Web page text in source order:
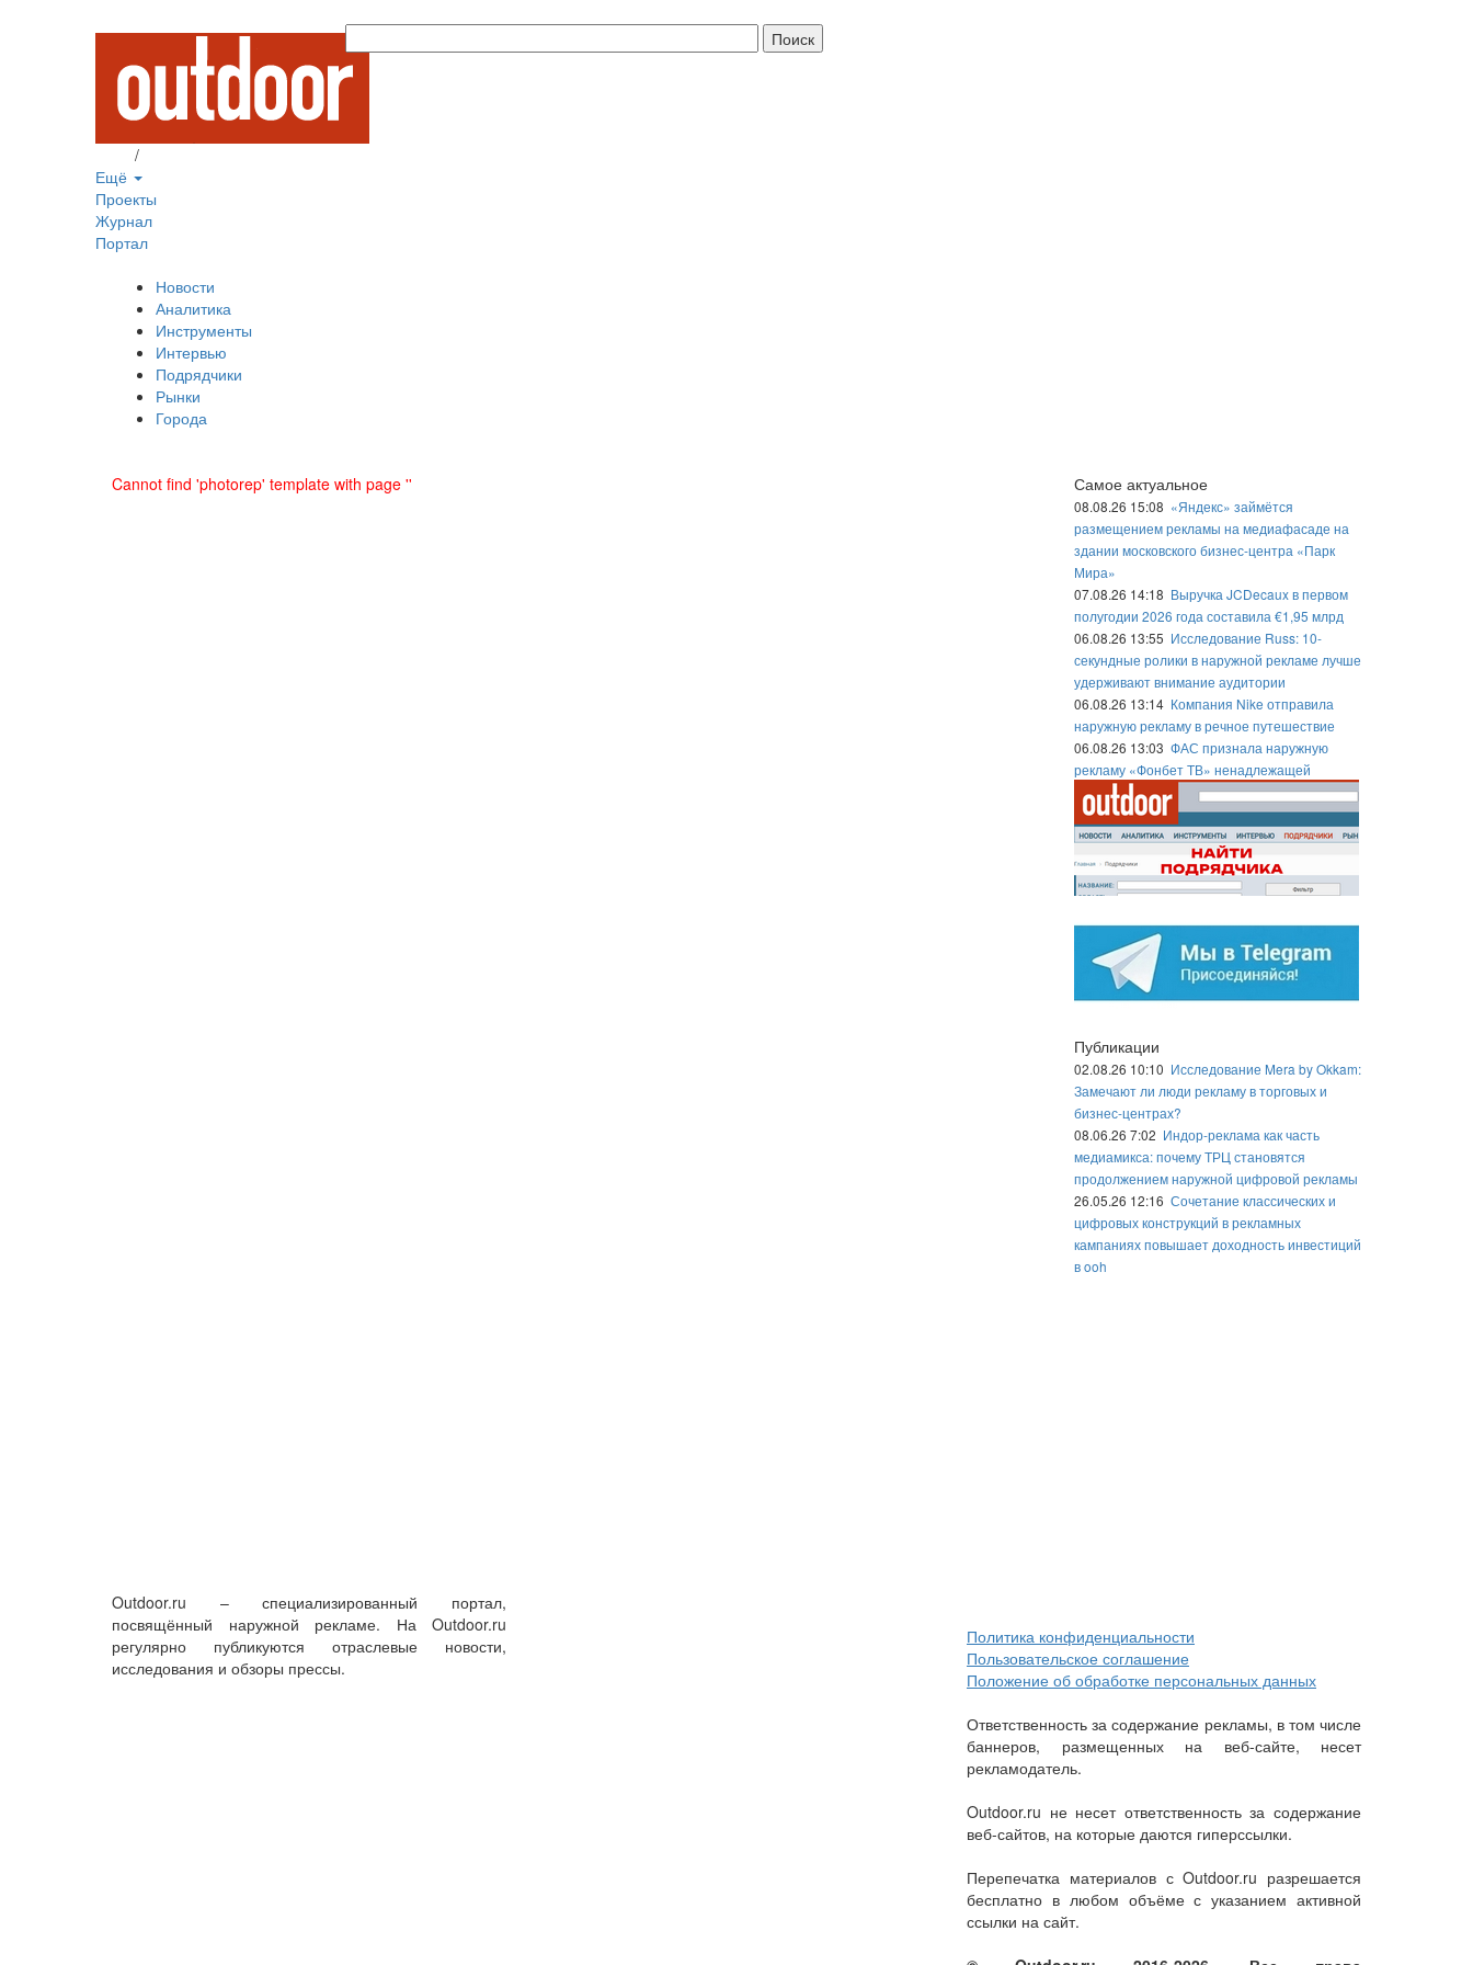
/
Ещё
Проекты
Журнал
Портал
Новости
Аналитика
Инструменты
Интервью
Подрядчики
Рынки
Города
Cannot find 'photorep' template with page '' Самое актуальное
08.08.26 15:08 «Яндекс» займётся
размещением рекламы на медиафасаде на
здании московского бизнес-центра «Парк
Мира»
07.08.26 14:18 Выручка JCDecaux в первом
полугодии 2026 года составила €1,95 млрд
06.08.26 13:55 Исследование Russ: 10-
секундные ролики в наружной рекламе лучше
удерживают внимание аудитории
06.08.26 13:14 Компания Nike отправила
наружную рекламу в речное путешествие
06.08.26 13:03 ФАС признала наружную
рекламу «Фонбет ТВ» ненадлежащей
Публикации
02.08.26 10:10 Исследование Mera by Okkam:
Замечают ли люди рекламу в торговых и
бизнес-центрах?
08.06.26 7:02 Индор-реклама как часть
медиамикса: почему ТРЦ становятся
продолжением наружной цифровой рекламы
26.05.26 12:16 Сочетание классических и
цифровых конструкций в рекламных
кампаниях повышает доходность инвестиций
в ooh
Outdoor.ru – специализированный портал,
посвящённый наружной рекламе. На Outdoor.ru
регулярно публикуются отраслевые новости,
исследования и обзоры прессы.
Политика конфиденциальности
Пользовательское соглашение
Положение об обработке персональных данных
Ответственность за содержание рекламы, в том числе
баннеров, размещенных на веб-сайте, несет
рекламодатель.
Outdoor.ru не несет ответственность за содержание
веб-сайтов, на которые даются гиперссылки.
Перепечатка материалов с Outdoor.ru разрешается
бесплатно в любом объёме с указанием активной
ссылки на сайт.